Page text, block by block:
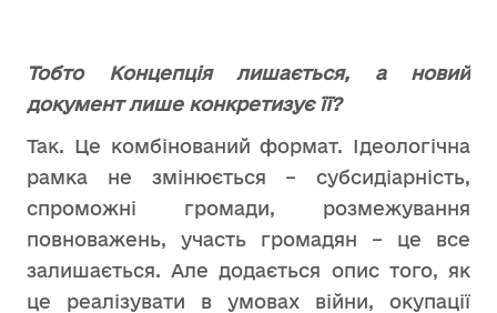
Тобто Концепція лишається, а новий
документ лише конкретизує її?
Так. Це комбінований формат. Ідеологічна
рамка не змінюється – субсидіарність,
спроможні громади, розмежування
повноважень, участь громадян – це все
залишається. Але додається опис того, як
це реалізувати в умовах війни, окупації